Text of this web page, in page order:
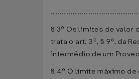
§ 3º Os limites de valor
trata o art. 3º, § 9º, da
intermédio de um
§ 4º O limite máximo de